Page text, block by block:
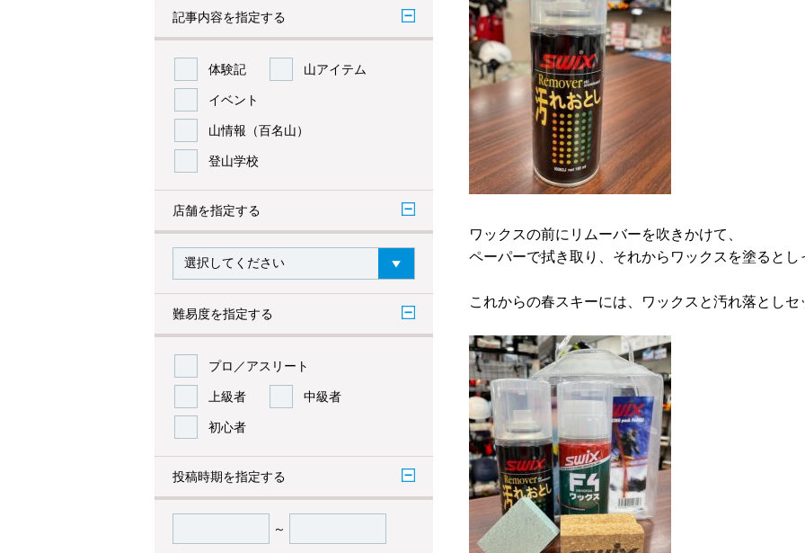
記事内容を指定する
体験記 山アイテム
イベント
山情報（百名山）
登山学校
店舗を指定する
難易度を指定する
プロ／アスリート
上級者 中級者
初心者
投稿時期を指定する
～
ワックスの前にリムーバーを吹きかけて、
ペーパーで拭き取り、それからワックスを塗るとし
これからの春スキーには、ワックスと汚れ落としセ